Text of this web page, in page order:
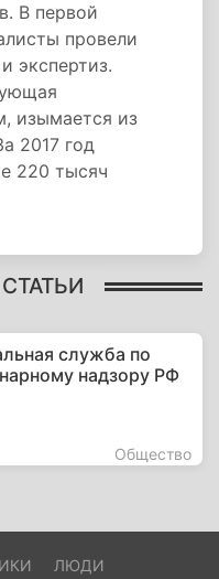
В первой
провели
экспертиз.
изымается из
2017 год
220 тысяч
служба по
надзору РФ
Общество
ЛЮДИ